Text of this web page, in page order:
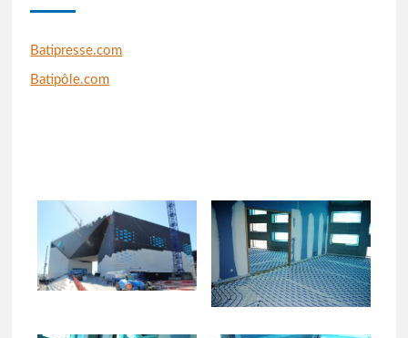
Batipresse.com
Batipôle.com